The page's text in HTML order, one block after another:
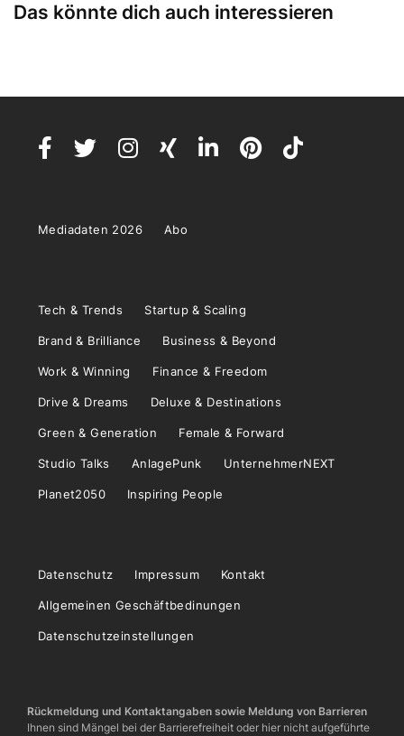
Das könnte dich auch interessieren
Mediadaten 2026 Abo
Tech & Trends Startup & Scaling
Brand & Brilliance Business & Beyond
Work & Winning Finance & Freedom
Drive & Dreams Deluxe & Destinations
Green & Generation Female & Forward
Studio Talks AnlagePunk UnternehmerNEXT
Planet2050 Inspiring People
Datenschutz Impressum Kontakt
Allgemeinen Geschäftbedinungen
Datenschutzeinstellungen
Rückmeldung und Kontaktangaben sowie Meldung von Barrieren
Ihnen sind Mängel bei der Barrierefreiheit oder hier nicht aufgeführte